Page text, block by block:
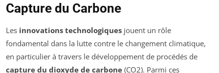
Capture du Carbone
Les innovations technologiques jouent un rôle
fondamental dans la lutte contre le changement climatique,
en particulier à travers le développement de procédés de
capture du dioxyde de carbone (CO2). Parmi ces